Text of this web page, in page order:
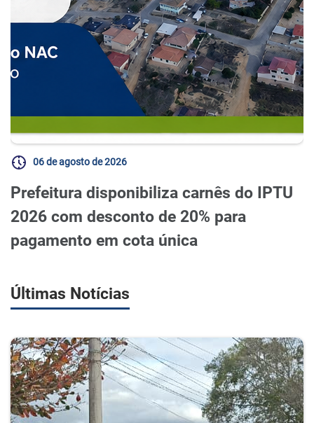
06 de agosto de 2026
Prefeitura disponibiliza carnês do IPTU
2026 com desconto de 20% para
pagamento em cota única
Últimas Notícias